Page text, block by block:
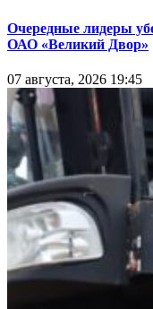
Очередные лидеры
ОАО «Великий Двор»
07 августа, 2026 19:45